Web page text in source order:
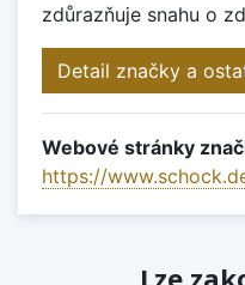
zdůrazňuje snahu o
Detail značky a
Webové stránky
https://